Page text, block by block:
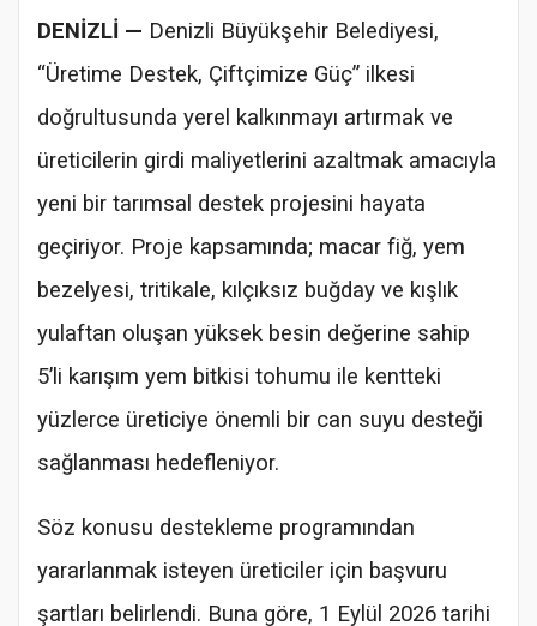
DENİZLİ — Denizli Büyükşehir Belediyesi,
“Üretime Destek, Çiftçimize Güç” ilkesi
doğrultusunda yerel kalkınmayı artırmak ve
üreticilerin girdi maliyetlerini azaltmak amacıyla
yeni bir tarımsal destek projesini hayata
geçiriyor. Proje kapsamında; macar fiğ, yem
bezelyesi, tritikale, kılçıksız buğday ve kışlık
yulaftan oluşan yüksek besin değerine sahip
5’li karışım yem bitkisi tohumu ile kentteki
yüzlerce üreticiye önemli bir can suyu desteği
sağlanması hedefleniyor.
Söz konusu destekleme programından
yararlanmak isteyen üreticiler için başvuru
şartları belirlendi. Buna göre, 1 Eylül 2026 tarihi